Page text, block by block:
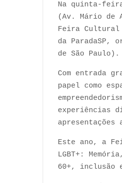
Na quinta-
(Av. Mário de
Feira Cultural
da ParadaSP,
de São Paulo).
Com entrada
papel como
experiências
Este ano, a
LGBT+:
60+,